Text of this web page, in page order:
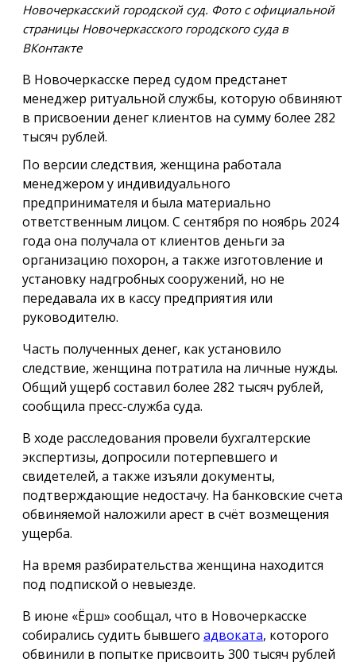
Новочеркасский городской суд. Фото с официальной
страницы Новочеркасского городского суда в
ВКонтакте
В Новочеркасске перед судом предстанет
менеджер ритуальной службы, которую обвиняют
в присвоении денег клиентов на сумму более 282
тысяч рублей.
По версии следствия, женщина работала
менеджером у индивидуального
предпринимателя и была материально
ответственным лицом. С сентября по ноябрь 2024
года она получала от клиентов деньги за
организацию похорон, а также изготовление и
установку надгробных сооружений, но не
передавала их в кассу предприятия или
руководителю.
Часть полученных денег, как установило
следствие, женщина потратила на личные нужды.
Общий ущерб составил более 282 тысяч рублей,
сообщила пресс-служба суда.
В ходе расследования провели бухгалтерские
экспертизы, допросили потерпевшего и
свидетелей, а также изъяли документы,
подтверждающие недостачу. На банковские счета
обвиняемой наложили арест в счёт возмещения
ущерба.
На время разбирательства женщина находится
под подпиской о невыезде.
В июне «Ёрш» сообщал, что в Новочеркасске
собирались судить бывшего адвоката, которого
обвинили в попытке присвоить 300 тысяч рублей